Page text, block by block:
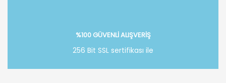
%100 GÜVENLİ ALIŞVERİŞ
256 Bit SSL sertifikası ile